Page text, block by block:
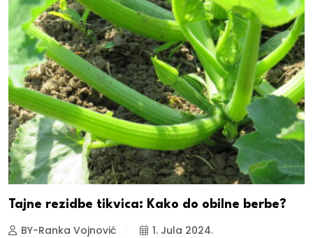
Tajne rezidbe tikvica: Kako do obilne berbe?
BY-Ranka Vojnović 1. Jula 2024.